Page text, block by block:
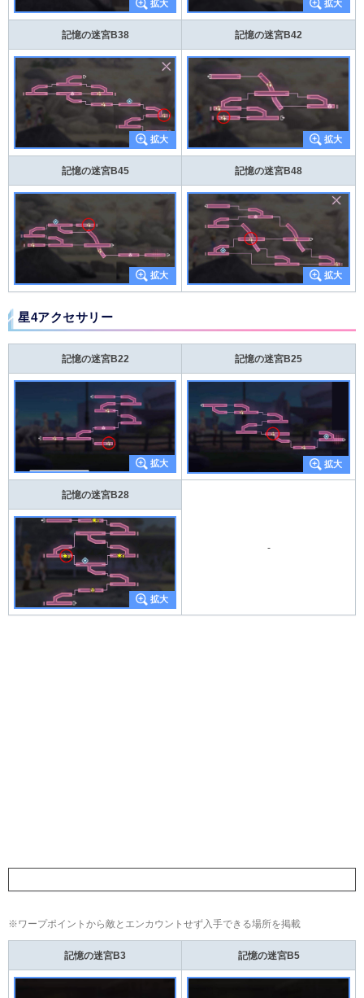
記憶の迷宮B38 記憶の迷宮B42
記憶の迷宮B45 記憶の迷宮B48
星4アクセサリー
記憶の迷宮B22 記憶の迷宮B25
記憶の迷宮B28
-
※ワープポイントから敵とエンカウントせず入手できる場所を掲載
記憶の迷宮B3 記憶の迷宮B5